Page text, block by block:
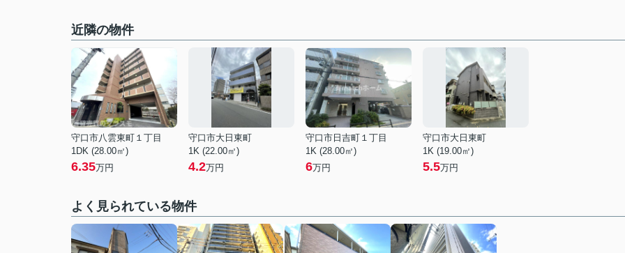
近隣の物件
守口市八雲東町１丁目
1DK (28.00㎡)
6.35万円
守口市大日東町
1K (22.00㎡)
4.2万円
守口市日吉町１丁目
1K (28.00㎡)
6万円
守口市大日東町
1K (19.00㎡)
5.5万円
よく見られている物件